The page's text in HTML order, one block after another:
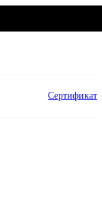
Сертификат